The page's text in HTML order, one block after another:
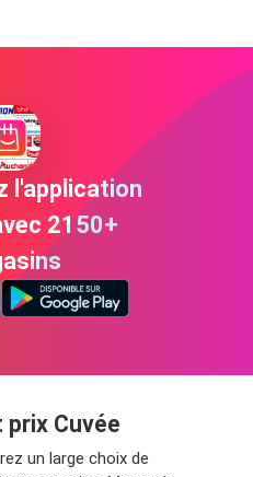
l'application
2150+
Cuvée
un large choix de